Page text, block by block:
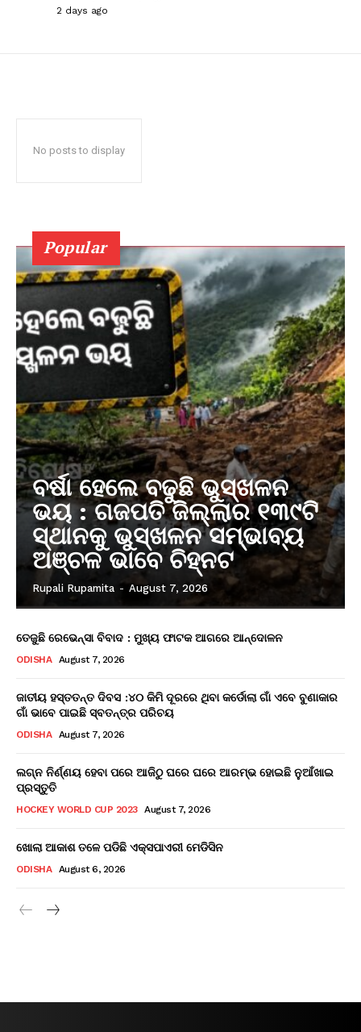
2 days ago
No posts to display
Popular
ବର୍ଷା ହେଲେ ବଢୁଛି ଭୁସ୍ଖଳନ
ଭୟ : ଗଜପତି ଜିଲ୍ଲାର ୧୩୯ଟି
ସ୍ଥାନକୁ ଭୁସ୍ଖଳନ ସମ୍ଭାବ୍ୟ
ଅଞ୍ଚଳ ଭାବେ ଚିହ୍ନଟ
Rupali Rupamita - August 7, 2026
ତେଜୁଛି ରେଭେନ୍ସା ବିବାଦ : ମୁଖ୍ୟ ଫାଟକ ଆଗରେ ଆନ୍ଦୋଳନ
ODISHA August 7, 2026
ଜାତୀୟ ହସ୍ତତନ୍ତ ଦିବସ :୪୦ କିମି ଦୂରରେ ଥିବା କର୍ଡୋଲା ଗାଁ ଏବେ ବୁଣାକାର
ଗାଁ ଭାବେ ପାଇଛି ସ୍ବତନ୍ତ୍ର ପରିଚୟ
ODISHA August 7, 2026
ଲଗ୍ନ ନିର୍ଣ୍ଣୟ ହେବା ପରେ ଆଜିଠୁ ଘରେ ଘରେ ଆରମ୍ଭ ହୋଇଛି ନୁଆଁଖାଇ
ପ୍ରସ୍ତୁତି
HOCKEY WORLD CUP 2023 August 7, 2026
ଖୋଲା ଆକାଶ ତଳେ ପଡିଛି ଏକ୍ସପାଏରୀ ମେଡିସିନ
ODISHA August 6, 2026